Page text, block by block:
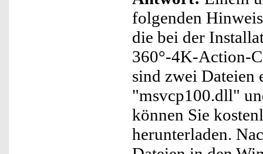
folgenden
die bei der
360°-4K-Action-
sind zwei Dateien
"msvcp100.dll"
können Sie
herunterladen.